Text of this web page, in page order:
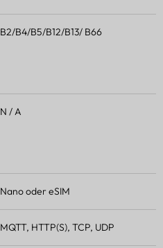
B2/B4/B5/B12/B13/ B66
N / A
Nano oder eSIM
MQTT, HTTP(S), TCP, UDP